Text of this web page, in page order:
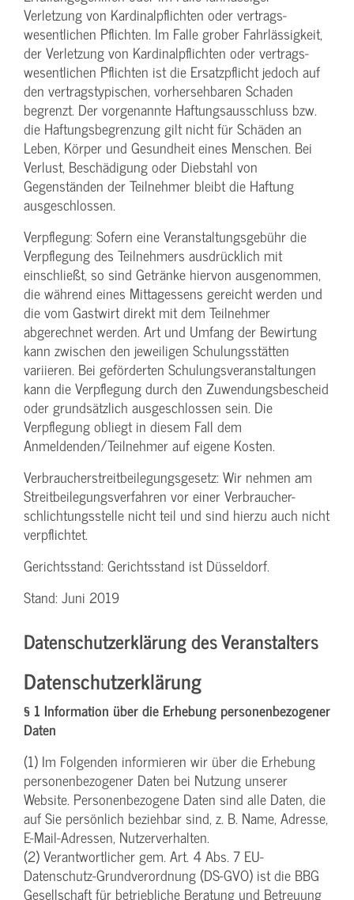
Verletzung von Kardinalpflichten oder vertrags­
wesentlichen Pflichten. Im Falle grober Fahrlässigkeit,
der Verletzung von Kardinalpflichten oder vertrags­
wesentlichen Pflichten ist die Ersatzpflicht jedoch auf
den vertragstypischen, vorhersehbaren Schaden
begrenzt. Der vorgenannte Haftungs­ausschluss bzw.
die Haftungs­begrenzung gilt nicht für Schäden an
Leben, Körper und Gesundheit eines Menschen. Bei
Verlust, Beschädigung oder Diebstahl von
Gegenständen der Teilnehmer bleibt die Haftung
ausgeschlossen.
Verpflegung: Sofern eine Veranstaltungs­gebühr die
Verpflegung des Teilnehmers ausdrücklich mit
einschließt, so sind Getränke hiervon ausgenommen,
die während eines Mittagessens gereicht werden und
die vom Gastwirt direkt mit dem Teilnehmer
abgerechnet werden. Art und Umfang der Bewirtung
kann zwischen den jeweiligen Schulungsstätten
variieren. Bei geförderten Schulungs­veranstaltungen
kann die Verpflegung durch den Zuwendungs­bescheid
oder grundsätzlich ausgeschlossen sein. Die
Verpflegung obliegt in diesem Fall dem
Anmeldenden/­Teilnehmer auf eigene Kosten.
Verbraucher­streitbeilegungs­gesetz: Wir nehmen am
Streit­beilegungs­verfahren vor einer Verbraucher­
schlichtungs­stelle nicht teil und sind hierzu auch nicht
verpflichtet.
Gerichtsstand: Gerichtsstand ist Düsseldorf.
Stand: Juni 2019
Datenschutzerklärung des Veranstalters
Datenschutzerklärung
§ 1 Information über die Erhebung personenbezogener
Daten
(1) Im Folgenden informieren wir über die Erhebung
personenbezogener Daten bei Nutzung unserer
Website. Personenbezogene Daten sind alle Daten, die
auf Sie persönlich beziehbar sind, z. B. Name, Adresse,
E-Mail-Adressen, Nutzerverhalten.
(2) Verantwortlicher gem. Art. 4 Abs. 7 EU-
Datenschutz-Grundverordnung (DS-GVO) ist die BBG
Gesellschaft für betriebliche Beratung und Betreuung